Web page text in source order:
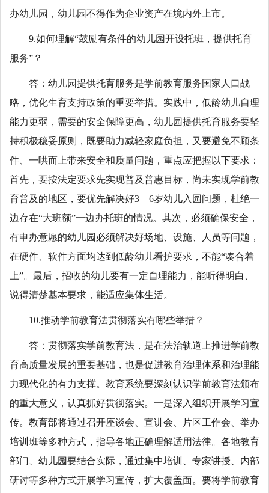
办幼儿园，幼儿园不得作为企业资产在境内外上市。
9.如何理解“鼓励有条件的幼儿园开设托班，提供托育
服务”？
答：幼儿园提供托育服务是学前教育服务国家人口战
略，优化生育支持政策的重要举措。实践中，低龄幼儿自理
能力更弱，需要的安全保障更高，幼儿园提供托育服务要坚
持积极稳妥原则，既要助力减轻家庭负担，又要避免不顾条
件、一哄而上带来安全和质量问题，重点应把握以下要求：
首先，要按法定要求先实现普及普惠目标，尚未实现学前教
育普及的地区，要优先解决好3—6岁幼儿入园问题，杜绝一
边存在“大班额”一边办托班的情况。其次，必须确保安全，
有申办意愿的幼儿园必须解决好场地、设施、人员等问题，
在硬件、软件方面均达到低龄幼儿看护要求，不能“凑合着
上”。最后，招收的幼儿要有一定自理能力，能听得明白、
说得清楚基本要求，能适应集体生活。
10.推动学前教育法贯彻落实有哪些举措？
答：贯彻落实学前教育法，是在法治轨道上推进学前教
育高质量发展的重要基础，也是促进教育治理体系和治理能
力现代化的有力支撑。教育系统要深刻认识学前教育法颁布
的重大意义，认真抓好贯彻落实。一是深入组织开展学习宣
传。教育部将通过召开座谈会、宣讲会、片区工作会、举办
培训班等多种方式，指导各地正确理解适用法律。各地教育
部门、幼儿园要结合实际，通过集中培训、专家讲授、内部
研讨等多种方式开展学习宣传，扩大覆盖面。要将学前教育